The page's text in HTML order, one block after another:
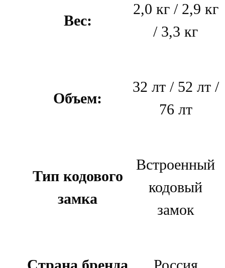
Вес:
2,0 кг / 2,9 кг
/ 3,3 кг
Объем:
32 лт / 52 лт /
76 лт
Тип кодового
замка
Встроенный
кодовый
замок